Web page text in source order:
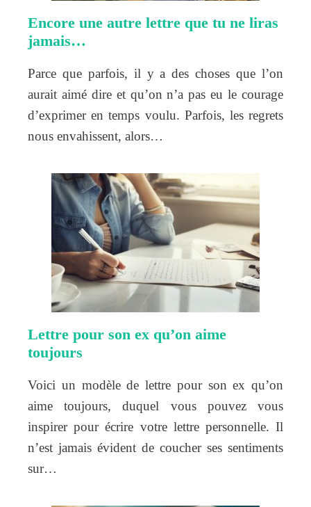
Encore une autre lettre que tu ne liras
jamais…
Parce que parfois, il y a des choses que l’on
aurait aimé dire et qu’on n’a pas eu le courage
d’exprimer en temps voulu. Parfois, les regrets
nous envahissent, alors…
Lettre pour son ex qu’on aime
toujours
Voici un modèle de lettre pour son ex qu’on
aime toujours, duquel vous pouvez vous
inspirer pour écrire votre lettre personnelle. Il
n’est jamais évident de coucher ses sentiments
sur…